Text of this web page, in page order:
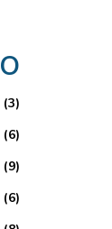
(3)
(6)
(9)
(6)